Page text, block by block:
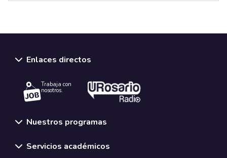
Enlaces directos
Trabaja con
nosotros.
Nuestros programas
Servicios académicos